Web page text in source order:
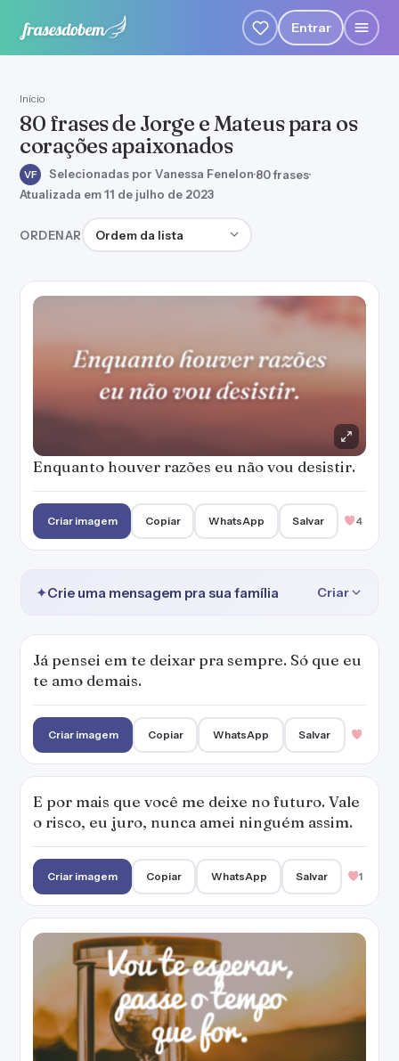
Entrar
Início
80 frases de Jorge e Mateus para os
corações apaixonados
VF Selecionadas por Vanessa Fenelon·80 frases·
Atualizada em 11 de julho de 2023
ORDENAR Ordenar frases
Enquanto houver razões eu não vou desistir.
Criar imagem Copiar WhatsApp Salvar 4
✦Crie uma mensagem pra sua família Criar
Já pensei em te deixar pra sempre. Só que eu
te amo demais.
Criar imagem Copiar WhatsApp Salvar
E por mais que você me deixe no futuro. Vale
o risco, eu juro, nunca amei ninguém assim.
Criar imagem Copiar WhatsApp Salvar 1